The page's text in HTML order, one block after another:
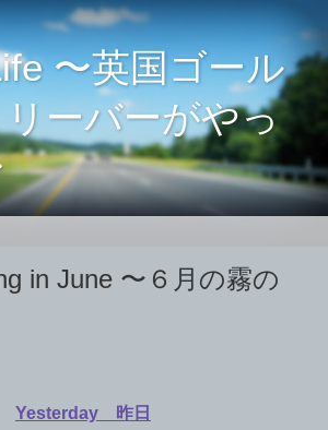
〜英国ゴール
ーバーがやっ
in June 〜６月の霧の
Yesterday 昨日